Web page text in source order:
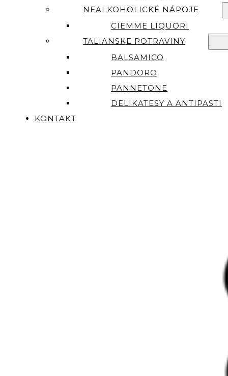
NEALKOHOLICKÉ NÁPOJE
CIEMME LIQUORI
TALIANSKE POTRAVINY
BALSAMICO
PANDORO
PANNETONE
DELIKATESY A ANTIPASTI
KONTAKT